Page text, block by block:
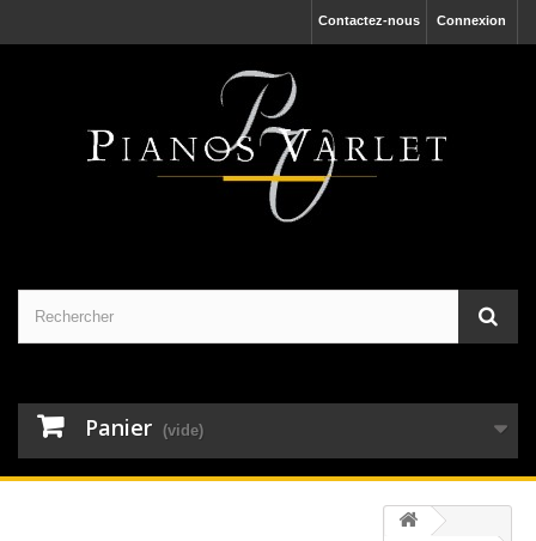
Connexion
Contactez-nous
Panier (vide)